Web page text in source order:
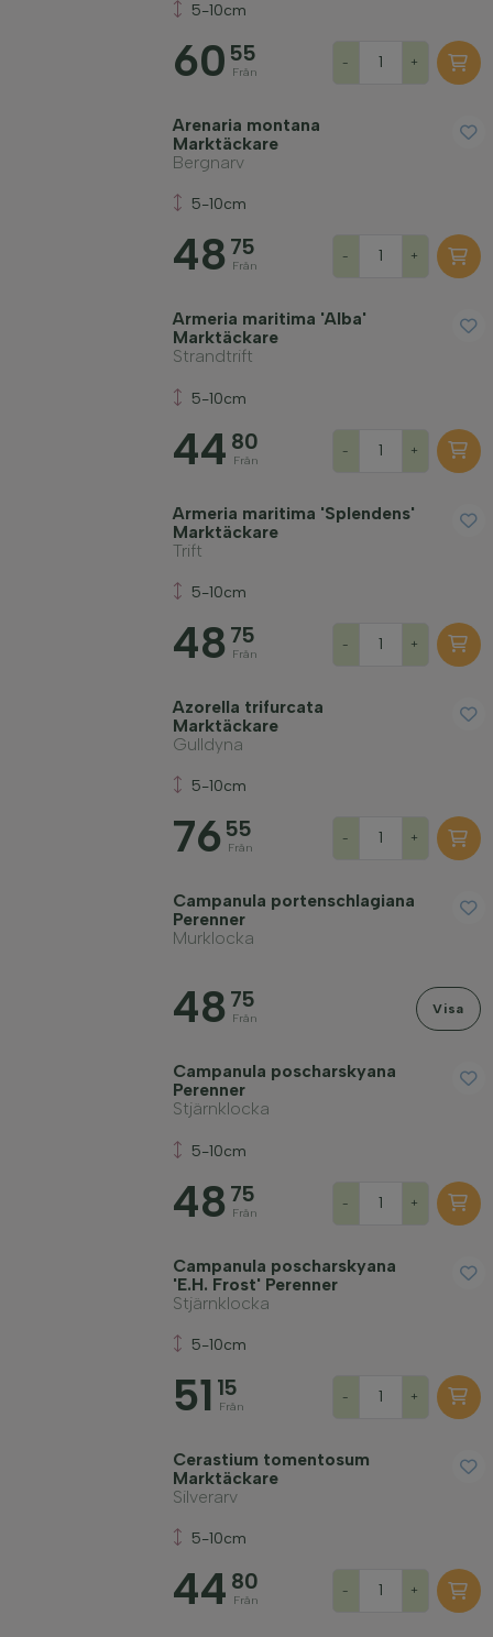
5-10cm
60 55
Från
- +
Arenaria montana
Marktäckare
Bergnarv
5-10cm
48 75
Från
- +
Armeria maritima 'Alba'
Marktäckare
Strandtrift
5-10cm
44 80
Från
- +
Armeria maritima 'Splendens'
Marktäckare
Trift
5-10cm
48 75
Från
- +
Azorella trifurcata
Marktäckare
Gulldyna
5-10cm
76 55
Från
- +
Campanula portenschlagiana
Perenner
Murklocka
48 75
Från
Visa
Campanula poscharskyana
Perenner
Stjärnklocka
5-10cm
48 75
Från
- +
Campanula poscharskyana
'E.H. Frost' Perenner
Stjärnklocka
5-10cm
51 15
Från
- +
Cerastium tomentosum
Marktäckare
Silverarv
5-10cm
44 80
Från
- +